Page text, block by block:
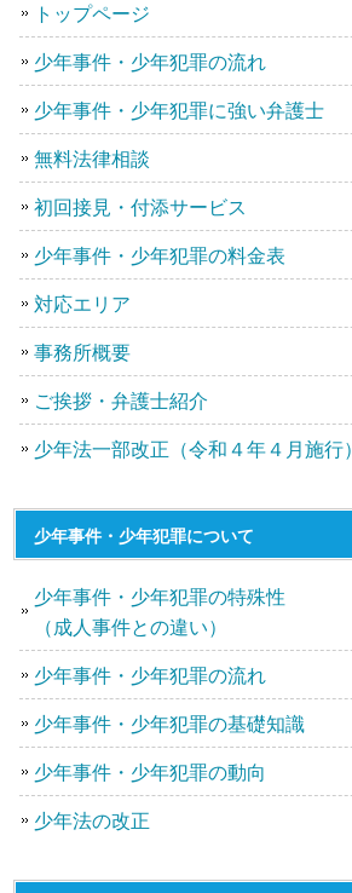
トップページ
少年事件・少年犯罪の流れ
少年事件・少年犯罪に強い弁護士
無料法律相談
初回接見・付添サービス
少年事件・少年犯罪の料金表
対応エリア
事務所概要
ご挨拶・弁護士紹介
少年法一部改正（令和４年４月施行）
少年事件・少年犯罪について
少年事件・少年犯罪の特殊性
（成人事件との違い）
少年事件・少年犯罪の流れ
少年事件・少年犯罪の基礎知識
少年事件・少年犯罪の動向
少年法の改正